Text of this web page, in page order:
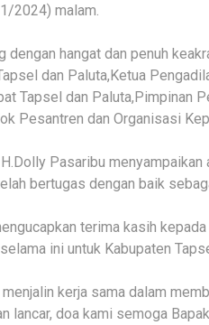
2024) malam.
hangat dan penuh
dan Paluta,Ketua
Tapsel dan Paluta,Pimpinan
Pesantren dan Organisasi
Pasaribu
bertugas dengan baik
terima kasih
ini untuk Kabupaten
kerja sama dalam
lancar, doa kami semoga